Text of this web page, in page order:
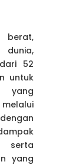
dunia,
52
untuk
yang
serta
yang